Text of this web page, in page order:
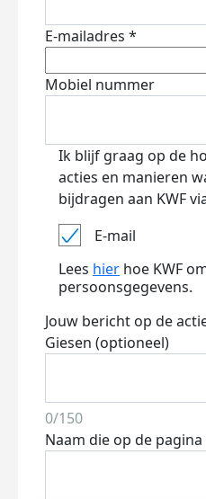
E-mailadres *
Mobiel nummer
Ik blijf graag op de
acties en manieren
bijdragen aan KWF
E-mail
Lees hier hoe KWF
persoonsgegevens.
Jouw bericht op de
Giesen (optioneel)
0/150
Naam die op de